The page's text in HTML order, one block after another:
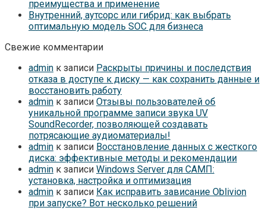
преимущества и применение
Внутренний, аутсорс или гибрид: как выбрать
оптимальную модель SOC для бизнеса
Свежие комментарии
admin к записи Раскрыты причины и последствия
отказа в доступе к диску — как сохранить данные и
восстановить работу
admin к записи Отзывы пользователей об
уникальной программе записи звука UV
SoundRecorder, позволяющей создавать
потрясающие аудиоматериалы!
admin к записи Восстановление данных с жесткого
диска: эффективные методы и рекомендации
admin к записи Windows Server для САМП:
установка, настройка и оптимизация
admin к записи Как исправить зависание Oblivion
при запуске? Вот несколько решений